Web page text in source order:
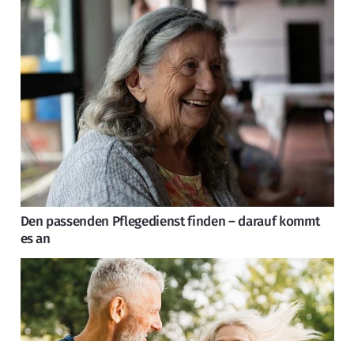
Den passenden Pflegedienst finden – darauf kommt
es an